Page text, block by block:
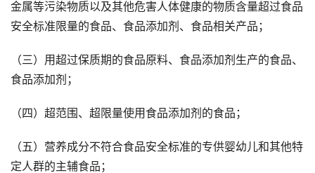
金属等污染物质以及其他危害人体健康的物质含量超过食品
安全标准限量的食品、食品添加剂、食品相关产品；
（三）用超过保质期的食品原料、食品添加剂生产的食品、
食品添加剂；
（四）超范围、超限量使用食品添加剂的食品；
（五）营养成分不符合食品安全标准的专供婴幼儿和其他特
定人群的主辅食品；